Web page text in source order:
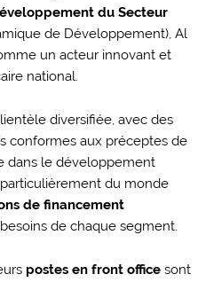
du Secteur
de Développement), Al
un acteur innovant et
national.
diversifiée, avec des
conformes aux préceptes de
dans le développement
du monde
de financement
de chaque segment.
postes en front office sont